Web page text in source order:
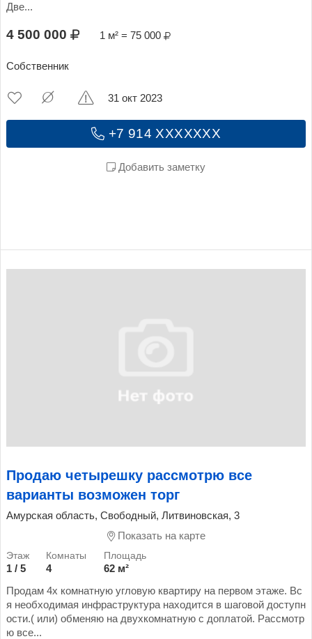
Две...
4 500 000 1 м² = 75 000
Собственник
+7 914 XXXXXXX
Добавить заметку
31 окт 2023
Продаю четырешку рассмотрю все
варианты возможен торг
Амурская область, Свободный, Литвиновская, 3
Показать на карте
1 / 5 4
62 м²
Продам 4х комнатную угловую квартиру на первом этаже. Вс
я необходимая инфраструктура находится в шаговой доступн
ости.( или) обменяю на двухкомнатную с доплатой. Рассмотр
ю все...